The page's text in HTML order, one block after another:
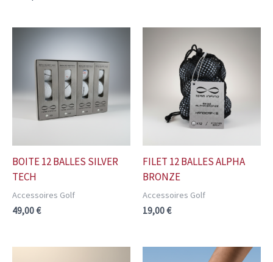
BOITE 12 BALLES SILVER
TECH
Accessoires Golf
49,00€
FILET 12 BALLES ALPHA
BRONZE
Accessoires Golf
19,00€